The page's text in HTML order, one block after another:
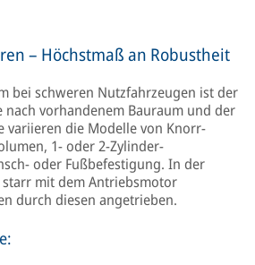
– Höchstmaß an Robustheit
bei schweren Nutzfahrzeugen ist der
nach vorhandenem Bauraum und der
variieren die Modelle von Knorr-
1- oder 2-Zylinder-
oder Fußbefestigung. In der
starr mit dem Antriebsmotor
durch diesen angetrieben.